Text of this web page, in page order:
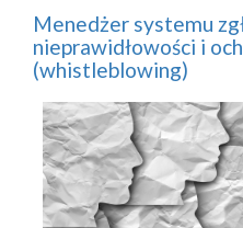
Menedżer systemu
nieprawidłowości i
(whistleblowing)